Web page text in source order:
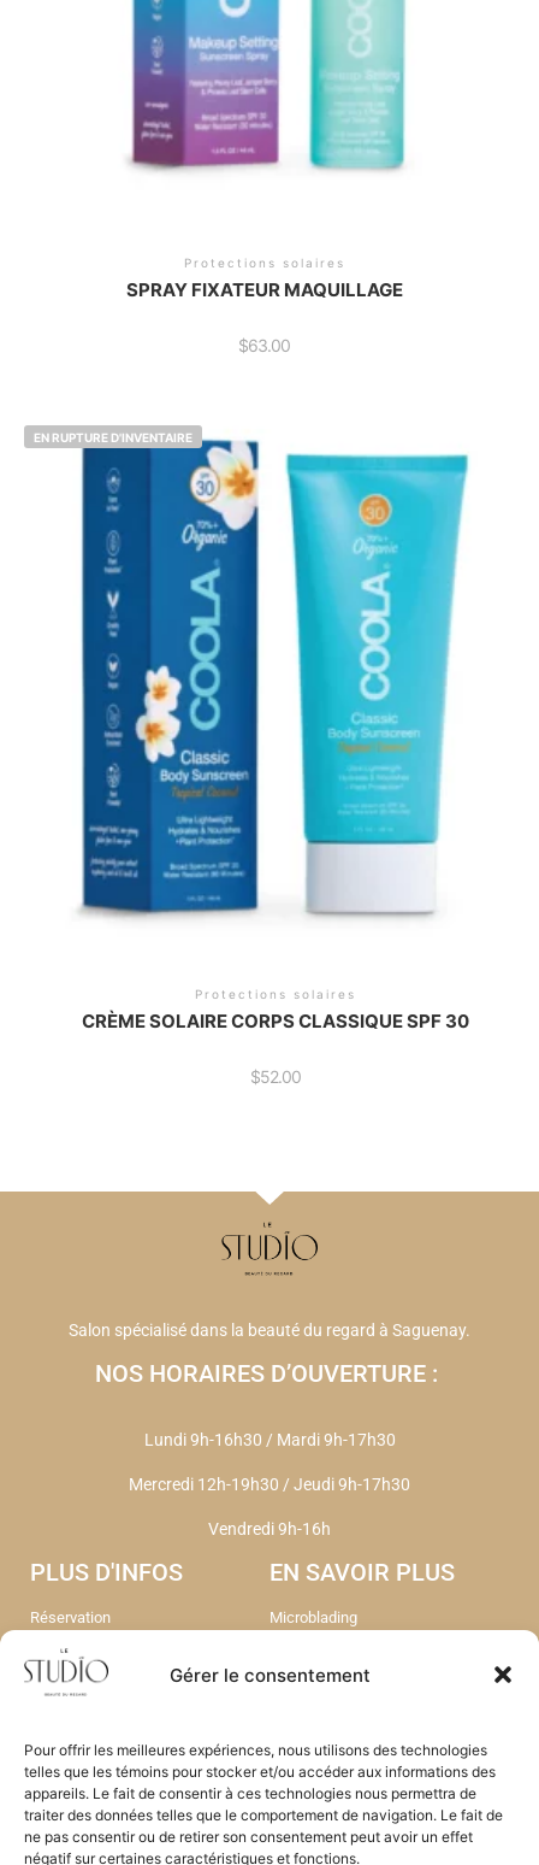
Gérer le consentement
Pour offrir les meilleures expériences, nous utilisons des technologies
telles que les témoins pour stocker et/ou accéder aux informations des
appareils. Le fait de consentir à ces technologies nous permettra de
traiter des données telles que le comportement de navigation. Le fait de
ne pas consentir ou de retirer son consentement peut avoir un effet
négatif sur certaines caractéristiques et fonctions.
Protections solaires
SPRAY FIXATEUR MAQUILLAGE
$63.00
EN RUPTURE D'INVENTAIRE
Protections solaires
CRÈME SOLAIRE CORPS CLASSIQUE SPF 30
$52.00
Salon spécialisé dans la beauté du regard à Saguenay.
NOS HORAIRES D’OUVERTURE :
Lundi 9h-16h30 / Mardi 9h-17h30
Mercredi 12h-19h30 / Jeudi 9h-17h30
Vendredi 9h-16h
PLUS D'INFOS
Réservation
Le microblading
FAQ
EN SAVOIR PLUS
Microblading
Head Spa
Portfolio